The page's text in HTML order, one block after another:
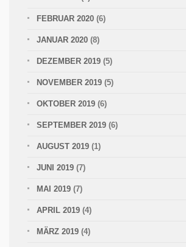
FEBRUAR 2020 (6)
JANUAR 2020 (8)
DEZEMBER 2019 (5)
NOVEMBER 2019 (5)
OKTOBER 2019 (6)
SEPTEMBER 2019 (6)
AUGUST 2019 (1)
JUNI 2019 (7)
MAI 2019 (7)
APRIL 2019 (4)
MÄRZ 2019 (4)